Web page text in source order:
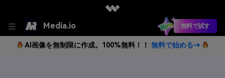
Media.io 無料で試す
AI画像を無制限に作成。100%無料！！ 無料で始める→